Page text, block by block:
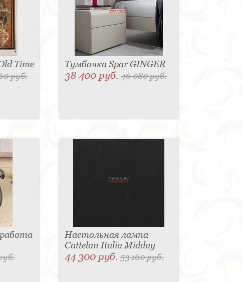
Time
руб.
Тумбочка Spar GINGER
38 400 руб.46 080 руб.
Настольная лампа
Cattelan Italia Midday
44 300 руб.53 160 руб.